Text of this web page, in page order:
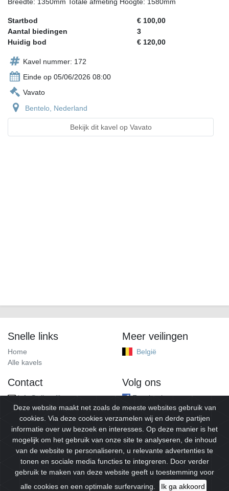
Breedte: 1350mm Totale afmeting Hoogte: 1580mm
Startbod
€ 100,00
Aantal biedingen
3
Huidig bod
€ 120,00
Kavel nummer: 172
Einde op 05/06/2026 08:00
Vavato
Bentelo, Nederland
Bekijk dit kavel op Vavato
Snelle links
Home
Alle kavels
Meer veilingen
België
Contact
info@alleveilingen.net
Volg ons
Facebook
© 2026Alleveilingen.Alle rechten voorbehouden.
Deze website maakt net zoals de meeste websites gebruik van
cookies. Via deze cookies verzamelen wij en derde partijen
informatie over uw bezoek en interesses. Op deze manier is het
mogelijk om het gebruik van onze site te analyseren, de inhoud
van de website te personaliseren, u relevante advertenties te
tonen en sociale media functies te integreren. Door verder
gebruik te maken van deze website geeft u toestemming voor
alle cookies en een optimale surfervaring.
Ik ga akkoord